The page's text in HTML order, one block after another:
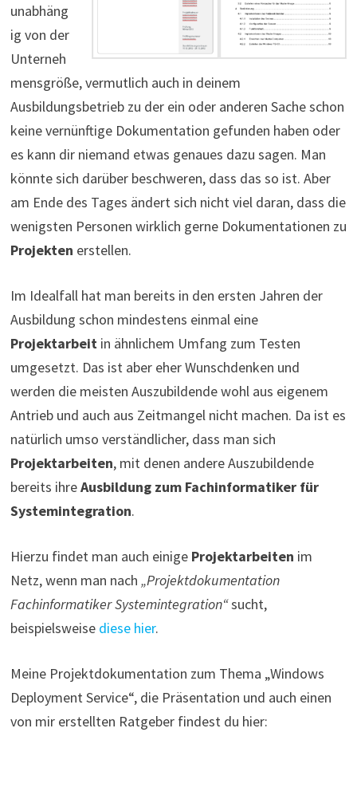
unabhäng
ig von der
Unterneh
mensgröße, vermutlich auch in deinem
Ausbildungsbetrieb zu der ein oder anderen Sache schon
keine vernünftige Dokumentation gefunden haben oder
es kann dir niemand etwas genaues dazu sagen. Man
könnte sich darüber beschweren, dass das so ist. Aber
am Ende des Tages ändert sich nicht viel daran, dass die
wenigsten Personen wirklich gerne Dokumentationen zu
Projekten erstellen.
Im Idealfall hat man bereits in den ersten Jahren der
Ausbildung schon mindestens einmal eine
Projektarbeitin ähnlichem Umfang zum Testen
umgesetzt. Das ist aber eher Wunschdenken und
werden die meisten Auszubildende wohl aus eigenem
Antrieb und auch aus Zeitmangel nicht machen. Da ist es
natürlich umso verständlicher, dass man sich
Projektarbeiten, mit denen andere Auszubildende
bereits ihreAusbildung zum Fachinformatiker für
Systemintegration.
Hierzu findet man auch einige Projektarbeiten im
Netz, wenn man nach „Projektdokumentation
Fachinformatiker Systemintegration“sucht,
beispielsweise diese hier.
Meine Projektdokumentation zum Thema „Windows
Deployment Service“, die Präsentation und auch einen
von mir erstellten Ratgeber findest du hier: